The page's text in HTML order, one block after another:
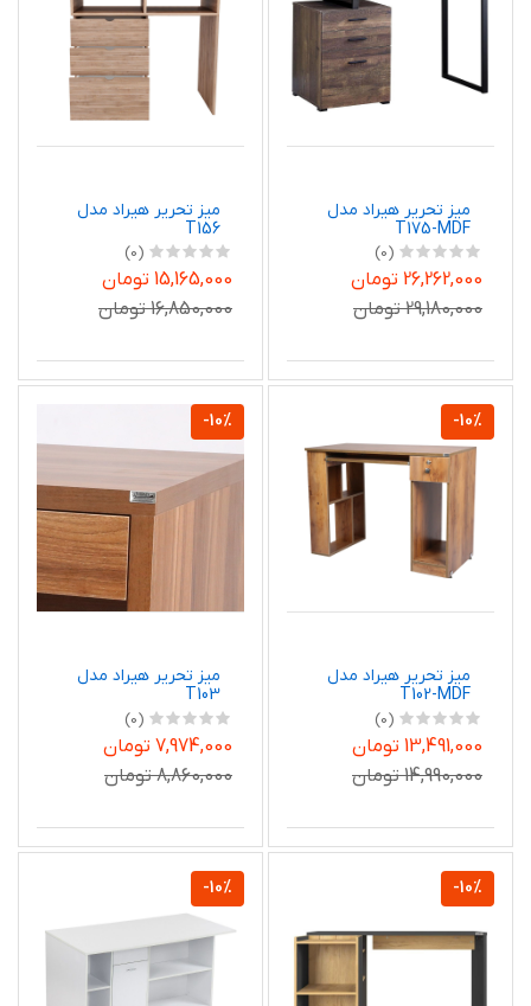
میز تحریر هیراد مدل
T175-MDF
(0)
26,262,000 تومان
29,180,000 تومان
میز تحریر هیراد مدل
T156
(0)
15,165,000 تومان
16,850,000 تومان
-10%
میز تحریر هیراد مدل
T102-MDF
(0)
13,491,000 تومان
14,990,000 تومان
-10%
میز تحریر هیراد مدل
T103
(0)
7,974,000 تومان
8,860,000 تومان
-10%
-10%